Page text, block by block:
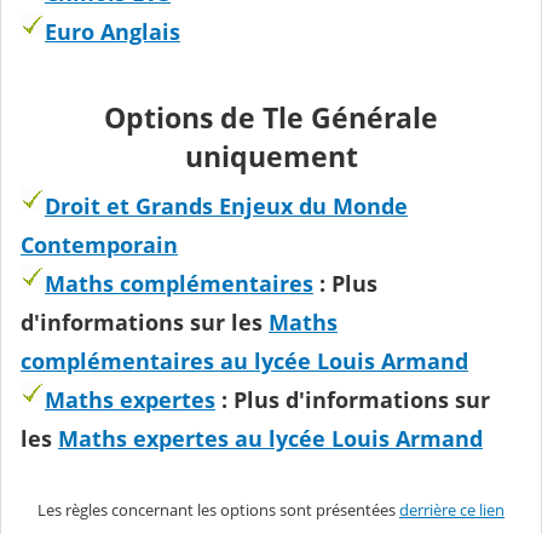
Euro Anglais
Options de Tle Générale
uniquement
Droit et Grands Enjeux du Monde
Contemporain
Maths complémentaires : Plus
d'informations sur les Maths
complémentaires au lycée Louis Armand
Maths expertes : Plus d'informations sur
les Maths expertes au lycée Louis Armand
Les règles concernant les options sont présentéesderrière ce lien